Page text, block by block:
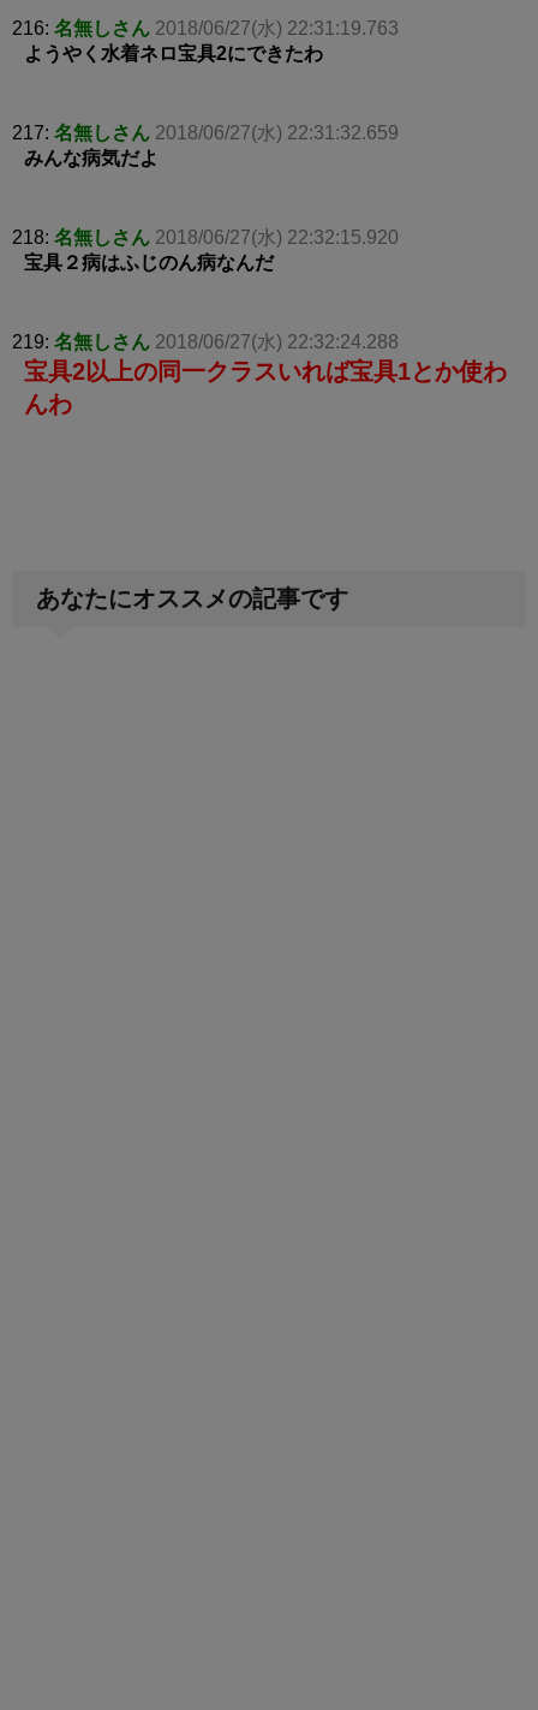
216: 名無しさん 2018/06/27(水) 22:31:19.763
ようやく水着ネロ宝具2にできたわ
217: 名無しさん 2018/06/27(水) 22:31:32.659
みんな病気だよ
218: 名無しさん 2018/06/27(水) 22:32:15.920
宝具２病はふじのん病なんだ
219: 名無しさん 2018/06/27(水) 22:32:24.288
宝具2以上の同一クラスいれば宝具1とか使わ
んわ
あなたにオススメの記事です